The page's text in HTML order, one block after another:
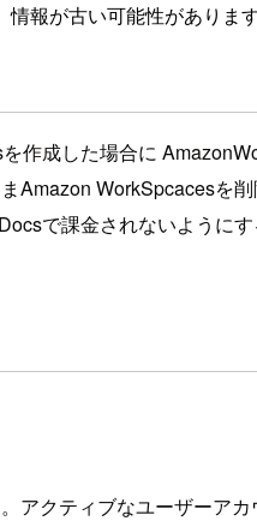
報が古い可能性がありま
作成した場合に
WorkSpcacesを
で課金されないように
アクティブなユーザーア